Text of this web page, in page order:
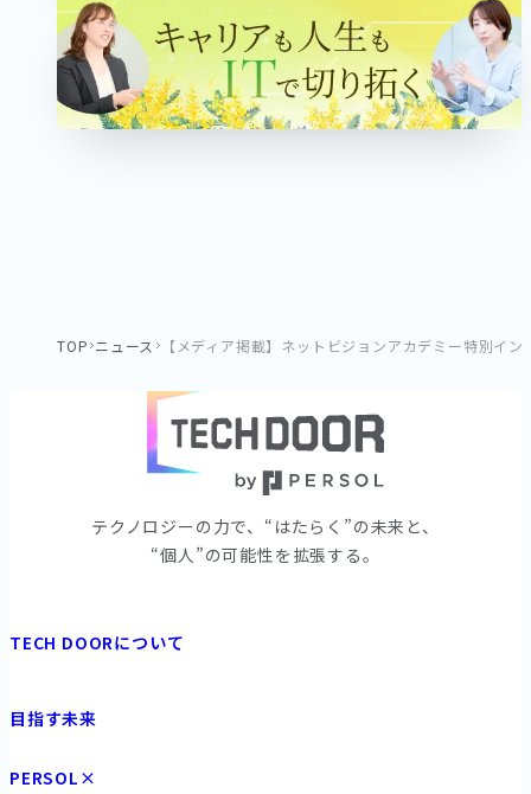
TOP ニュース 【メディア掲載】ネットビジョンアカデミー特別イ
テクノロジーの⼒で、“はたらく”の未来と、
“個⼈”の可能性を拡張する。
TECH DOORについて
目指す未来
PERSOL×